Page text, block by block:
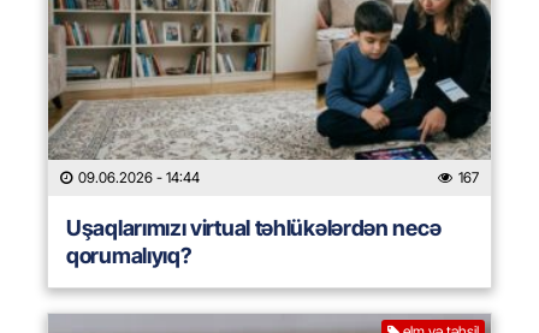
09.06.2026 - 14:44 167
Uşaqlarımızı virtual təhlükələrdən necə
qorumalıyıq?